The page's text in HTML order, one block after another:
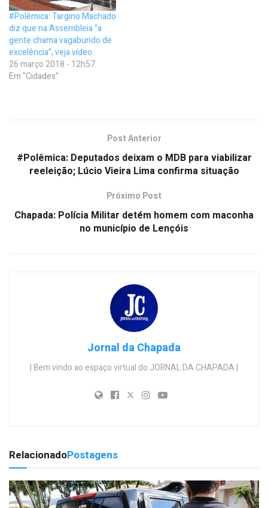
#Polêmica: Targino Machado
diz que na Assembleia “a
gente chama vagabundo de
excelência”; veja vídeo
26 março 2018 - 12h57
Em "Cidades"
Post Anterior
#Polêmica: Deputados deixam o MDB para viabilizar
reeleição; Lúcio Vieira Lima confirma situação
Próximo Post
Chapada: Polícia Militar detém homem com maconha
no município de Lençóis
Jornal da Chapada
| Bem vindo ao espaço virtual do JORNAL DA CHAPADA |
RelacionadoPostagens